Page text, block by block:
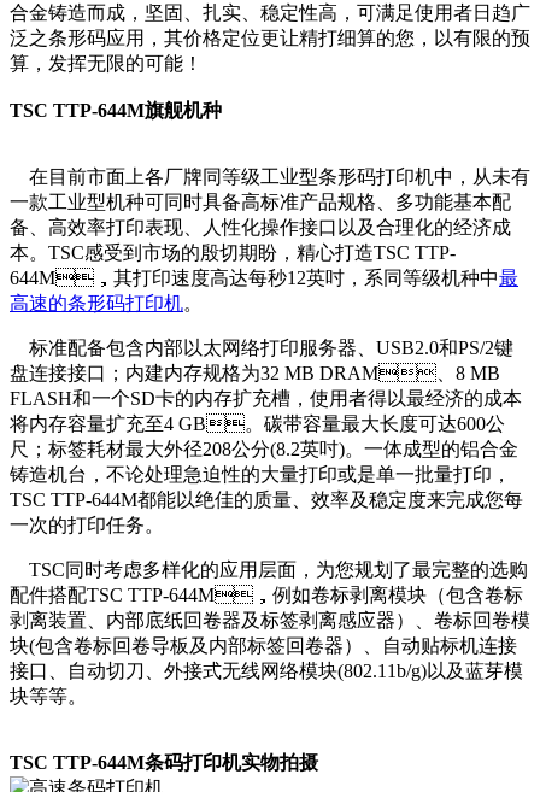
合金铸造而成，坚固、扎实、稳定性高，可满足使用者日趋广
泛之条形码应用，其价格定位更让精打细算的您，以有限的预
算，发挥无限的可能！
TSC TTP-644M旗舰机种
在目前市面上各厂牌同等级工业型条形码打印机中，从未有
一款工业型机种可同时具备高标准产品规格、多功能基本配
备、高效率打印表现、人性化操作接口以及合理化的经济成
本。TSC感受到市场的殷切期盼，精心打造TSC TTP-
644M，其打印速度高达每秒12英吋，系同等级机种中最
高速的条形码打印机。
标准配备包含内部以太网络打印服务器、USB2.0和PS/2键
盘连接接口；内建内存规格为32 MB DRAM、8 MB
FLASH和一个SD卡的内存扩充槽，使用者得以最经济的成本
将内存容量扩充至4 GB。碳带容量最大长度可达600公
尺；标签耗材最大外径208公分(8.2英吋)。一体成型的铝合金
铸造机台，不论处理急迫性的大量打印或是单一批量打印，
TSC TTP-644M都能以绝佳的质量、效率及稳定度来完成您每
一次的打印任务。
TSC同时考虑多样化的应用层面，为您规划了最完整的选购
配件搭配TSC TTP-644M，例如卷标剥离模块（包含卷标
剥离装置、内部底纸回卷器及标签剥离感应器）、卷标回卷模
块(包含卷标回卷导板及内部标签回卷器）、自动贴标机连接
接口、自动切刀、外接式无线网络模块(802.11b/g)以及蓝芽模
块等等。
TSC TTP-644M条码打印机实物拍摄